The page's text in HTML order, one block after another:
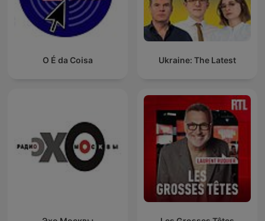
O É da Coisa Ukraine: The Latest